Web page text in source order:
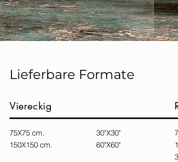
Lieferbare Formate
Viereckig
75X75 cm. 30"X30"
150X150 cm. 60"X60"